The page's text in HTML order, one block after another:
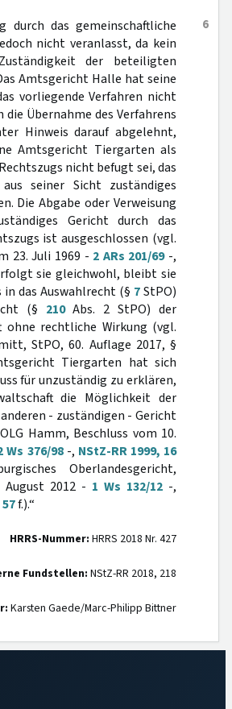
6
durch das gemeinschaftliche
nicht veranlasst, da kein
der beteiligten
Amtsgericht Halle hat seine
vorliegende Verfahren nicht
Übernahme des Verfahrens
Hinweis darauf abgelehnt,
Amtsgericht Tiergarten als
nicht befugt sei, das
seiner Sicht zuständiges
Die Abgabe oder Verweisung
Gericht durch das
ist ausgeschlossen (vgl.
23. Juli 1969 - 2 ARs 201/69-,
sie gleichwohl, bleibt sie
das Auswahlrecht (§ 7StPO)
(§ 210Abs. 2 StPO) der
ohne rechtliche Wirkung (vgl.
StPO, 60. Auflage 2017, §
Tiergarten hat sich
für unzuständig zu erklären,
die Möglichkeit der
- zuständigen - Gericht
Hamm, Beschluss vom 10.
Ws 376/98-, NStZ-RR 1999, 16
Oberlandesgericht,
August 2012 - 1 Ws 132/12 -,
f.).“
HRRS-Nummer: HRRS 2018 Nr. 427
Fundstellen: NStZ-RR 2018, 218
Karsten Gaede/Marc-Philipp Bittner